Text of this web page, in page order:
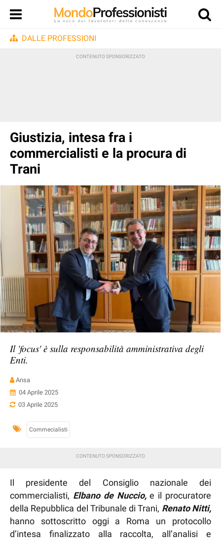
DALLE PROFESSIONI
Giustizia, intesa fra i
commercialisti e la procura di
Trani
Il 'focus' è sulla responsabilità amministrativa degli
Enti.
Ansa
04 Aprile 2025
03 Aprile 2025
Commecialisti
Il presidente del Consiglio nazionale dei
commercialisti, Elbano de Nuccio,e il procuratore
della Repubblica del Tribunale di Trani, Renato Nitti,
hanno sottoscritto oggi a Roma un protocollo
d’intesa finalizzato alla raccolta, all’analisi e